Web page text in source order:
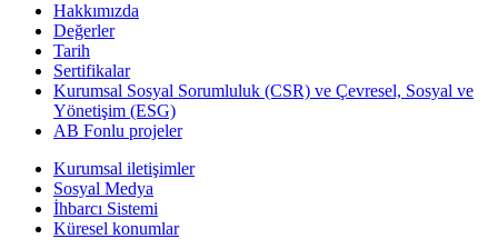
Hakkımızda
Değerler
Tarih
Sertifikalar
Kurumsal Sosyal Sorumluluk (CSR) ve Çevresel, Sosyal ve
Yönetişim (ESG)
AB Fonlu projeler
Kurumsal iletişimler
Sosyal Medya
İhbarcı Sistemi
Küresel konumlar